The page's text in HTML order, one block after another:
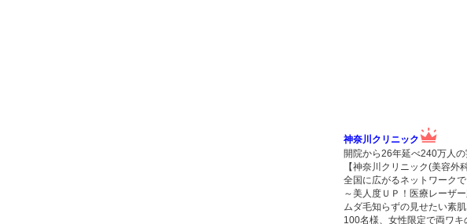
神奈川クリニック
開院から26年延べ240万人
【神奈川クリニック(美容外
全国に広がるネットワーク
～美人度ＵＰ！医療レーザ
ムダ毛知らずの見せたい素
100名様、女性限定で両ワ